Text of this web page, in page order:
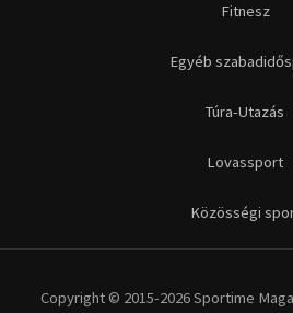
Fitnesz
Egyéb
Túra-Utazás
Lovassport
Közösségi
Copyright © 2015-2026 Sportime